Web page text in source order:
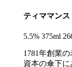
ティママン
5.5% 375ml
1781年創業
資本の傘下